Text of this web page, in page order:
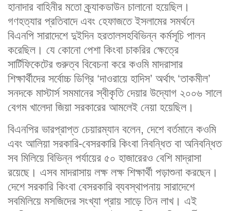
হানাদার বাহিনীর মতো ক্র্যাকডাউন চালানো হয়েছিল।
গণহত্যার প্রতিবাদে এবং হেফাজতে ইসলামের সমর্থনে
বিএনপি সারাদেশে দুইদিন হরতালসহবিভিন্ন কর্মসূচি পালন
করেছিল। যে কোনো পেশা কিংবা চাকরির ক্ষেত্রে
সার্টিফিকেটের গুরুত্ব বিবেচনা করে কওমি মাদরাসার
শিক্ষার্থীদের সর্বোচ্চ ডিগ্রি ‘দাওরায়ে হাদিস’ অর্থাৎ ‘তাকমীল’
সনদকে মাস্টার্স সমমানের স্বীকৃতি দেয়ার উদ্যোগ ২০০৬ সালে
বেগম খালেদা জিয়া সরকারের আমলেই নেয়া হয়েছিল।
বিএনপির ভারপ্রাপ্ত চেয়ারম্যান বলেন, দেশে বর্তমানে কওমি
এবং আলিয়া সরকারি-বেসরকারি কিংবা নিবন্ধিত বা অনিবন্ধিত
সব মিলিয়ে বিভিন্ন পর্যায়ের ৫০ হাজারেরও বেশি মাদ্রাসা
রয়েছে। এসব মাদরাসায় লক্ষ লক্ষ শিক্ষার্থী পড়াশুনা করছেন।
দেশে সরকারি কিংবা বেসরকারি ব্যবস্থাপনায় সারাদেশে
সবমিলিয়ে মসজিদের সংখ্যা প্রায় সাড়ে তিন লাখ। এই